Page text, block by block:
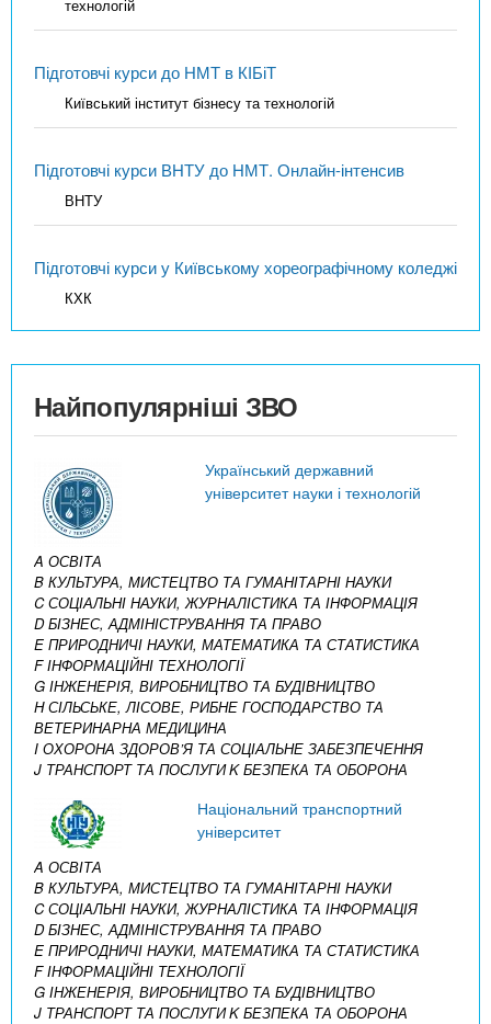
технологій
Підготовчі курси до НМТ в КІБіТ
Київський інститут бізнесу та технологій
Підготовчі курси ВНТУ до НМТ. Онлайн-інтенсив
ВНТУ
Підготовчі курси у Київському хореографічному коледжі
КХК
Найпопулярніші ЗВО
Український державний
університет науки і технологій
A ОСВІТА
B КУЛЬТУРА, МИСТЕЦТВО ТА ГУМАНІТАРНІ НАУКИ
C СОЦІАЛЬНІ НАУКИ, ЖУРНАЛІСТИКА ТА ІНФОРМАЦІЯ
D БІЗНЕС, АДМІНІСТРУВАННЯ ТА ПРАВО
E ПРИРОДНИЧІ НАУКИ, МАТЕМАТИКА ТА СТАТИСТИКА
F ІНФОРМАЦІЙНІ ТЕХНОЛОГІЇ
G ІНЖЕНЕРІЯ, ВИРОБНИЦТВО ТА БУДІВНИЦТВО
H СІЛЬСЬКЕ, ЛІСОВЕ, РИБНЕ ГОСПОДАРСТВО ТА
ВЕТЕРИНАРНА МЕДИЦИНА
I ОХОРОНА ЗДОРОВ’Я ТА СОЦІАЛЬНЕ ЗАБЕЗПЕЧЕННЯ
J ТРАНСПОРТ ТА ПОСЛУГИK БЕЗПЕКА ТА ОБОРОНА
Національний транспортний
університет
A ОСВІТА
B КУЛЬТУРА, МИСТЕЦТВО ТА ГУМАНІТАРНІ НАУКИ
C СОЦІАЛЬНІ НАУКИ, ЖУРНАЛІСТИКА ТА ІНФОРМАЦІЯ
D БІЗНЕС, АДМІНІСТРУВАННЯ ТА ПРАВО
E ПРИРОДНИЧІ НАУКИ, МАТЕМАТИКА ТА СТАТИСТИКА
F ІНФОРМАЦІЙНІ ТЕХНОЛОГІЇ
G ІНЖЕНЕРІЯ, ВИРОБНИЦТВО ТА БУДІВНИЦТВО
J ТРАНСПОРТ ТА ПОСЛУГИK БЕЗПЕКА ТА ОБОРОНА